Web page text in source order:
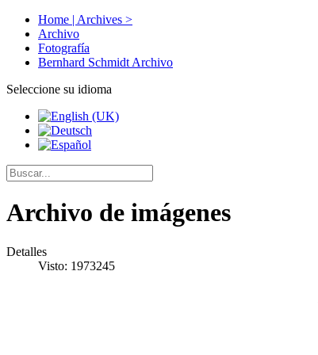
Home | Archives >
Archivo
Fotografía
Bernhard Schmidt Archivo
Seleccione su idioma
Archivo de imágenes
Detalles
Visto: 1973245